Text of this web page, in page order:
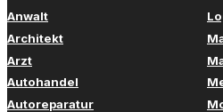
Anwalt
Architekt
Arzt
Autohandel
Autoreparatur